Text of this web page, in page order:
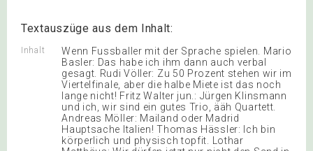
Textauszüge aus dem Inhalt:
Inhalt
Wenn Fussballer mit der Sprache spielen. Mario
Basler: Das habe ich ihm dann auch verbal
gesagt. Rudi Völler: Zu 50 Prozent stehen wir im
Viertelfinale, aber die halbe Miete ist das noch
lange nicht! Fritz Walter jun.: Jürgen Klinsmann
und ich, wir sind ein gutes Trio, ääh Quartett.
Andreas Möller: Mailand oder Madrid
Hauptsache Italien! Thomas Hässler: Ich bin
körperlich und physisch topfit. Lothar